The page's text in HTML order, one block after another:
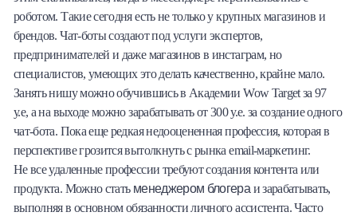
роботом. Такие сегодня есть не только у крупных магазинов и
брендов. Чат-боты создают под услуги экспертов,
предпринимателей и даже магазинов в инстаграм, но
специалистов, умеющих это делать качественно, крайне мало.
Занять нишу можно обучившись в Академии Wow Target за 97
у.е, а на выходе можно зарабатывать от 300 у.е. за создание одного
чат-бота. Пока еще редкая недооцененная профессия, которая в
перспективе грозится вытолкнуть с рынка email-маркетинг.
Не все удаленные профессии требуют создания контента или
продукта. Можно стать менеджером блогера и зарабатывать,
выполняя в основном обязанности личного ассистента. Часто